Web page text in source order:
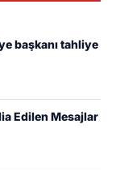
başkanı tahliye
Edilen Mesajlar